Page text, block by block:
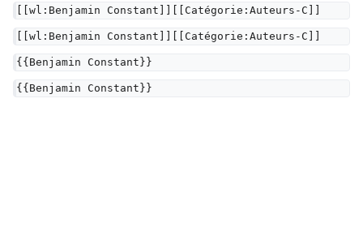
[[wl:Benjamin Constant]][[Catégorie:Auteurs-C]]
[[wl:Benjamin Constant]][[Catégorie:Auteurs-C]]
{{Benjamin Constant}}
{{Benjamin Constant}}